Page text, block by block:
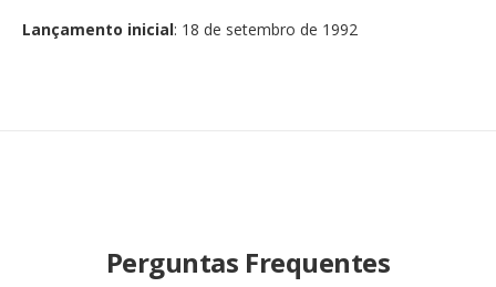
Lançamento inicial: 18 de setembro de 1992
Perguntas Frequentes